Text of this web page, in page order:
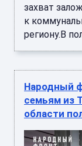
захват
к
региону.В
Народный
семьям из
области